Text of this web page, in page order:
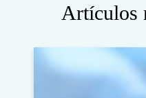
Artículos